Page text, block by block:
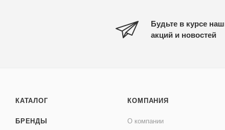
Будьте в курсе
акций и новостей
КАТАЛОГ
БРЕНДЫ
КОМПАНИЯ
О компании